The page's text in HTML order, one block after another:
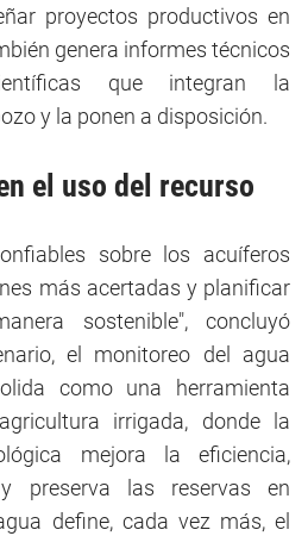
proyectos productivos en
genera informes técnicos
que integran la
y la ponen a disposición.
el uso del recurso
sobre los acuíferos
más acertadas y planificar
sostenible", concluyó
el monitoreo del agua
como una herramienta
irrigada, donde la
mejora la eficiencia,
preserva las reservas en
define, cada vez más, el